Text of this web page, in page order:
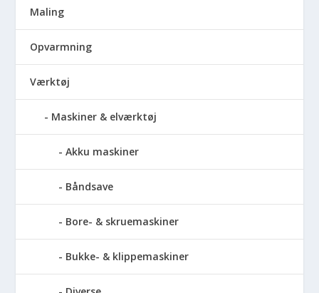
Maling
Opvarmning
Værktøj
Maskiner & elværktøj
Akku maskiner
Båndsave
Bore- & skruemaskiner
Bukke- & klippemaskiner